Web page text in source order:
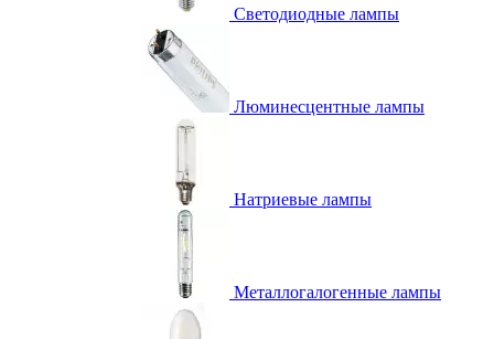
Светодиодные лампы
Люминесцентные лампы
Натриевые лампы
Металлогалогенные лампы